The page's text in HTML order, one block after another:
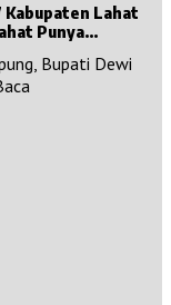
Kabupaten Lahat
Punya